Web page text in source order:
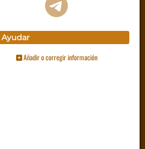
Ayudar
Añadir o corregir información